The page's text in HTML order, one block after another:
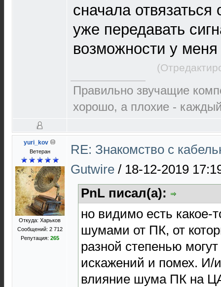
сначала
уже передавать
возможности у меня
Правильно звучащие
хорошо, а плохие -
yuri_kov
Ветеран
Откуда: Харьков
Сообщений: 2 712
Репутация: 265
RE: Знакомство с
Gutwire / 18-12-2019
PnL писал(а):
но видимо есть какое-
шумами от ПК, от
разной степенью могут
искажений и помех. И/
влияние шума ПК на